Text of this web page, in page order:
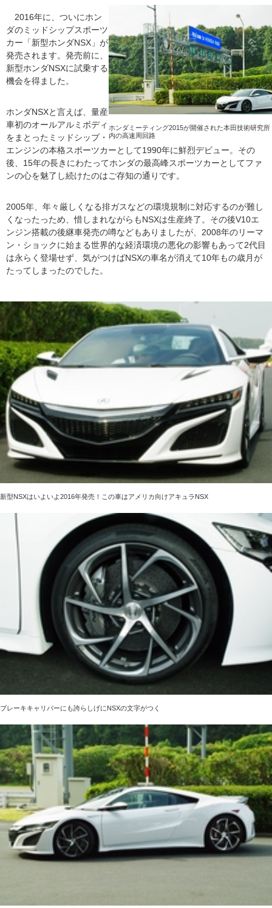
ホンダミーティング2015が開催された本田技術研究所
内の高速周回路
2016年に、ついにホン
ダのミッドシップスポーツ
カー「新型ホンダNSX」が
発売されます。発売前に、
新型ホンダNSXに試乗する
機会を得ました。
ホンダNSXと言えば、量産
車初のオールアルミボディ
をまとったミッドシップ・
エンジンの本格スポーツカーとして1990年に鮮烈デビュー。その
後、15年の長きにわたってホンダの最高峰スポーツカーとしてファ
ンの心を魅了し続けたのはご存知の通りです。
2005年、年々厳しくなる排ガスなどの環境規制に対応するのが難し
くなったっため、惜しまれながらもNSXは生産終了。その後V10エ
ンジン搭載の後継車発売の噂などもありましたが、2008年のリーマ
ン・ショックに始まる世界的な経済環境の悪化の影響もあって2代目
は永らく登場せず、気がつけばNSXの車名が消えて10年もの歳月が
たってしまったのでした。
新型NSXはいよいよ2016年発売！この車はアメリカ向けアキュラNSX
ブレーキキャリパーにも誇らしげにNSXの文字がつく